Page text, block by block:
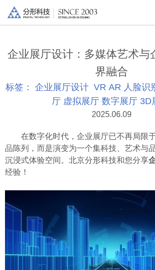
企业展厅设计：多媒体艺术与
界融合
标签： 企业展厅设计 VR AR 人脸识
厅 虚拟展厅 数字展厅 3D
2025.06.09
在数字化时代，企业展厅已不再局限
品陈列，而是演变为一个集科技、艺术与
沉浸式体验空间。北京分形科技和您分享
经验！